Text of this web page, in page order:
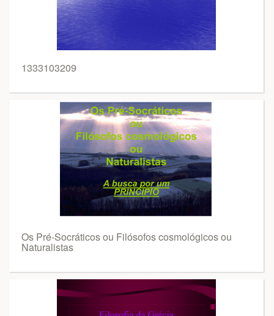
1333103209
Os Pré-Socráticos ou Filósofos cosmológicos ou
Naturalistas